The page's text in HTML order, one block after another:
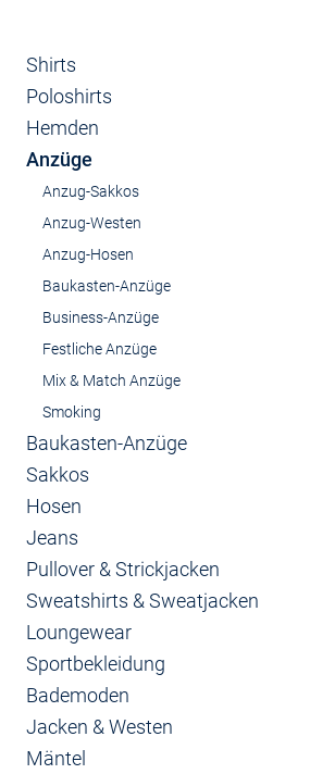
Shirts
Poloshirts
Hemden
Anzüge
Anzug-Sakkos
Anzug-Westen
Anzug-Hosen
Baukasten-Anzüge
Business-Anzüge
Festliche Anzüge
Mix & Match Anzüge
Smoking
Baukasten-Anzüge
Sakkos
Hosen
Jeans
Pullover & Strickjacken
Sweatshirts & Sweatjacken
Loungewear
Sportbekleidung
Bademoden
Jacken & Westen
Mäntel